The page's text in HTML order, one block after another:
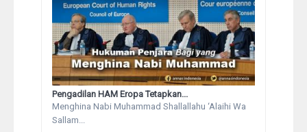
Pengadilan HAM Eropa Tetapkan...
Menghina Nabi Muhammad Shallallahu ‘Alaihi Wa
Sallam...